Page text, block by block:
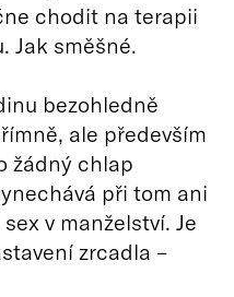
chodit na terapii
Jak směšné.
bezohledně
ale především
žádný chlap
při tom ani
v manželství. Je
zrcadla –